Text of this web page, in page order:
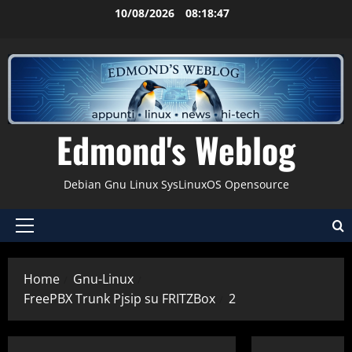
10/08/2026 08:18:48
Edmond's Weblog
Debian Gnu Linux SysLinuxOS Opensource
Menu
Home
Gnu-Linux
FreePBX Trunk Pjsip su FRITZBox
2